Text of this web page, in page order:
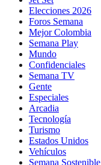
Elecciones 2026
Foros Semana
Mejor Colombia
Semana Play
Mundo
Confidenciales
Semana TV
Gente
Especiales
Arcadia
Tecnología
Turismo
Estados Unidos
Vehículos
Semana Sostenible